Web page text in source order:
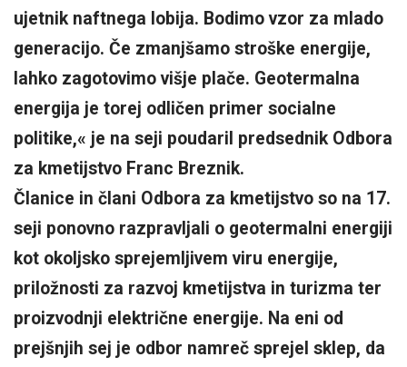
ujetnik naftnega lobija. Bodimo vzor za mlado
generacijo. Če zmanjšamo stroške energije,
lahko zagotovimo višje plače. Geotermalna
energija je torej odličen primer socialne
politike,« je na seji poudaril predsednik Odbora
za kmetijstvo Franc Breznik.
Članice in člani Odbora za kmetijstvo so na 17.
seji ponovno razpravljali o geotermalni energiji
kot okoljsko sprejemljivem viru energije,
priložnosti za razvoj kmetijstva in turizma ter
proizvodnji električne energije. Na eni od
prejšnjih sej je odbor namreč sprejel sklep, da